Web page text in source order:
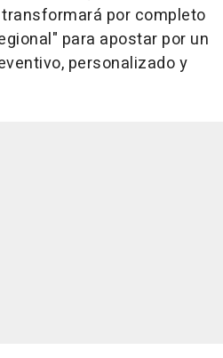
por completo
para apostar por un
personalizado y